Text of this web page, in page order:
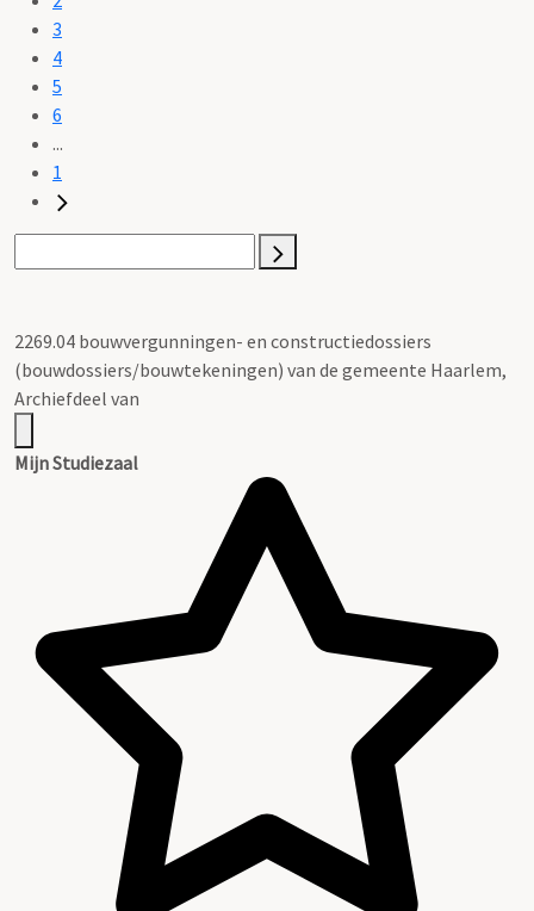
3
4
5
6
...
1
2269.04 bouwvergunningen- en constructiedossiers
(bouwdossiers/bouwtekeningen) van de gemeente Haarlem,
Archiefdeel van
Mijn Studiezaal